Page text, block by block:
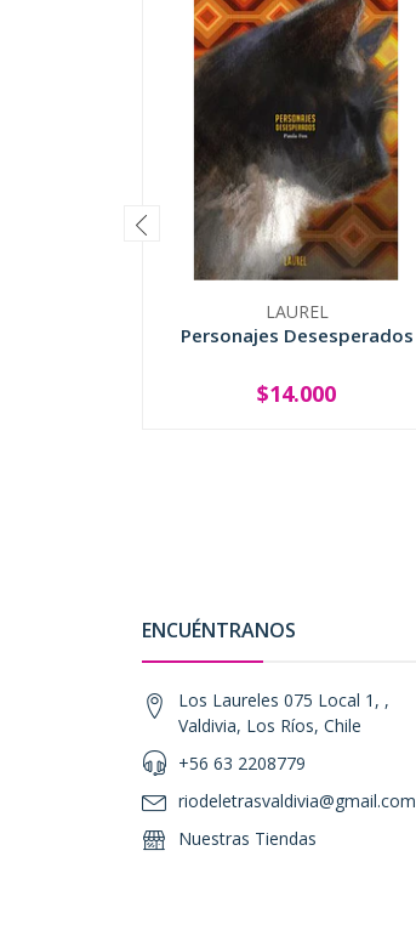
LAUREL
Personajes Desesperados
+
$14.000
ENCUÉNTRANOS
Los Laureles 075 Local 1, ,
Valdivia, Los Ríos, Chile
+56 63 2208779
riodeletrasvaldivia@gmail.com
Nuestras Tiendas